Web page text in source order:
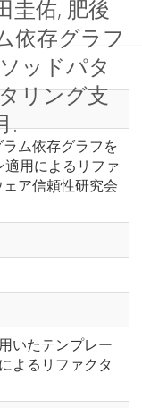
圭佑, 肥後
依存グラフ
ッドパタ
リング支
.
ム依存グラフを
用によるリファ
ア信頼性研究会
いたテンプレー
よるリファクタ